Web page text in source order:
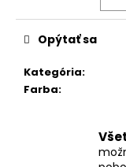
Kategória:
Farba:
Opýtať sa
p
o
ú
č